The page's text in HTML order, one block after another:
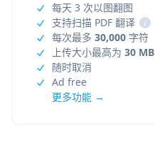
每天 3 次以图翻图
支持扫描 PDF 翻译
i
每次最多 30,000 字符
上传大小最高为 30 MB
随时取消
Ad free
更多功能 →